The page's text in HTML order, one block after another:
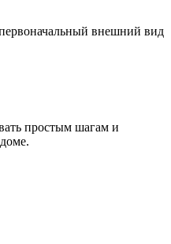
внешний вид
простым шагам и